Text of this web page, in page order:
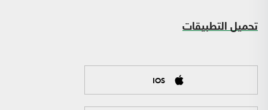
تحميل التطبيقات
IOS